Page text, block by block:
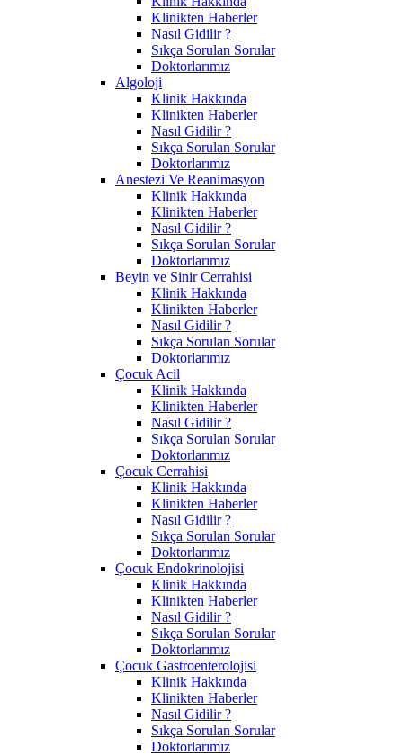
Klinikten Haberler
Nasıl Gidilir ?
Sıkça Sorulan Sorular
Doktorlarımız
Algoloji
Klinik Hakkında
Klinikten Haberler
Nasıl Gidilir ?
Sıkça Sorulan Sorular
Doktorlarımız
Anestezi Ve Reanimasyon
Klinik Hakkında
Klinikten Haberler
Nasıl Gidilir ?
Sıkça Sorulan Sorular
Doktorlarımız
Beyin ve Sinir Cerrahisi
Klinik Hakkında
Klinikten Haberler
Nasıl Gidilir ?
Sıkça Sorulan Sorular
Doktorlarımız
Çocuk Acil
Klinik Hakkında
Klinikten Haberler
Nasıl Gidilir ?
Sıkça Sorulan Sorular
Doktorlarımız
Çocuk Cerrahisi
Klinik Hakkında
Klinikten Haberler
Nasıl Gidilir ?
Sıkça Sorulan Sorular
Doktorlarımız
Çocuk Endokrinolojisi
Klinik Hakkında
Klinikten Haberler
Nasıl Gidilir ?
Sıkça Sorulan Sorular
Doktorlarımız
Çocuk Gastroenterolojisi
Klinik Hakkında
Klinikten Haberler
Nasıl Gidilir ?
Sıkça Sorulan Sorular
Doktorlarımız